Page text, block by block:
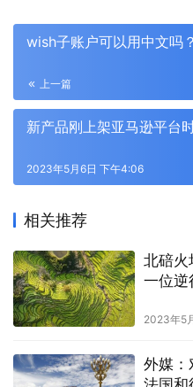
wish子账户可以用中文吗
上一篇
新产品刚上架亚马逊平台
2023年5月6日 下午4:06
相关推荐
北碚火
一位逆
2023年5
外媒：